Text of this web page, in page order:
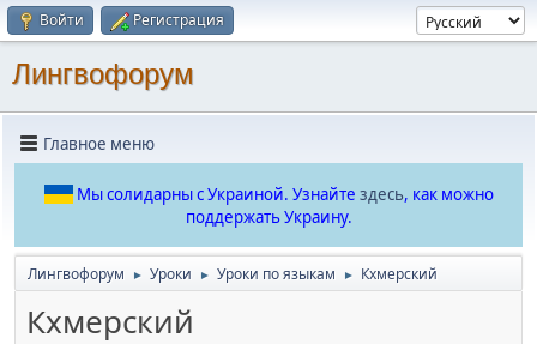
Войти Регистрация
Лингвофорум
Главное меню
Мы солидарны с Украиной. Узнайте здесь, как можно
поддержать Украину.
Лингвофорум ► Уроки ► Уроки по языкам ► Кхмерский
Кхмерский